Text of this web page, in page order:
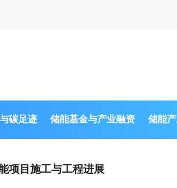
碳足迹 储能基金与产业融资 储能
项目施工与工程进展